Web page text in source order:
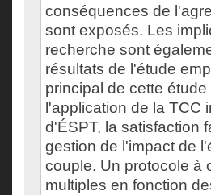
conséquences de
sont exposés. Les
recherche sont
résultats de l'étude
principal de cette
l'application de la TCC
d'ÉSPT, la satisfaction
gestion de l'impact de
couple. Un protocole à
multiples en fonction